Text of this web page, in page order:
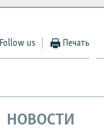
Follow us Печать
НОВОСТИ